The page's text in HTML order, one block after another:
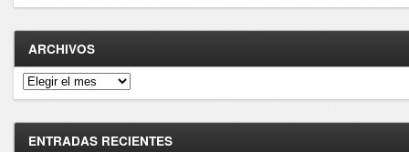
ARCHIVOS
Archivos
ENTRADAS RECIENTES